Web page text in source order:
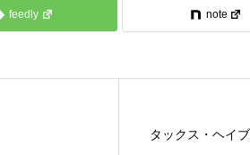
feedly note
タックス・ヘイ